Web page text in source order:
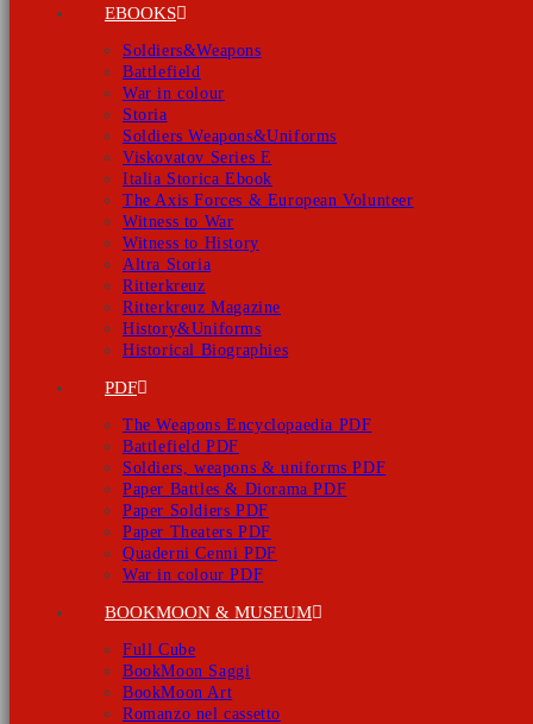
EBOOKS
Soldiers&Weapons
Battlefield
War in colour
Storia
Soldiers Weapons&Uniforms
Viskovatov Series E
Italia Storica Ebook
The Axis Forces & European Volunteer
Witness to War
Witness to History
Altra Storia
Ritterkreuz
Ritterkreuz Magazine
History&Uniforms
Historical Biographies
PDF
The Weapons Encyclopaedia PDF
Battlefield PDF
Soldiers, weapons & uniforms PDF
Paper Battles & Diorama PDF
Paper Soldiers PDF
Paper Theaters PDF
Quaderni Cenni PDF
War in colour PDF
BOOKMOON & MUSEUM
Full Cube
BookMoon Saggi
BookMoon Art
Romanzo nel cassetto